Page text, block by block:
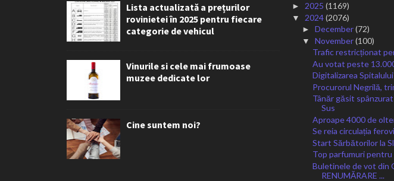
Lista actualizată a prețurilor
rovinietei în 2025 pentru fiecare
categorie de vehicul
Vinurile si cele mai frumoase
muzee dedicate lor
Cine suntem noi?
► 2025 (1169)
▼ 2024(2076)
► December(72)
▼ November(100)
Trafic restricționat
Au votat peste
Digitalizarea
Procurorul Negrilă,
Tânăr găsit
Sus
Aproape 4000 de
Se reia circulația
Start Sărbătorilor la
Top parfumuri pentru
Buletinele de vot din
RENUMĂRARE ...